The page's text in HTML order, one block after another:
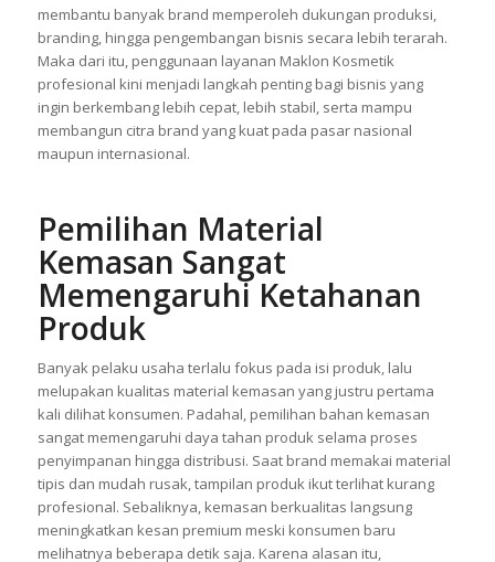
mendukung perkembangan bisnis modern melalui berbagai
solusi kreatif dan pengembangan usaha yang relevan
bersama kebutuhan pasar saat ini. Kolaborasi tersebut
membantu banyak brand memperoleh dukungan produksi,
branding, hingga pengembangan bisnis secara lebih terarah.
Maka dari itu, penggunaan layanan Maklon Kosmetik
profesional kini menjadi langkah penting bagi bisnis yang
maupun internasional.
Pemilihan Material
Kemasan Sangat
Memengaruhi Ketahanan
Produk
Banyak pelaku usaha terlalu fokus pada isi produk, lalu
melupakan kualitas material kemasan yang justru pertama
kali dilihat konsumen. Padahal, pemilihan bahan kemasan
sangat memengaruhi daya tahan produk selama proses
penyimpanan hingga distribusi. Saat brand memakai material
tipis dan mudah rusak, tampilan produk ikut terlihat kurang